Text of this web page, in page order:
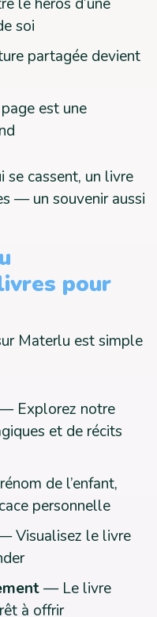
le héros d’une
soi
partagée devient
est une
se cassent, un livre
— un souvenir aussi
pour
Materlu est simple
Explorez notre
et de récits
de l’enfant,
personnelle
Visualisez le livre
— Le livre
à offrir